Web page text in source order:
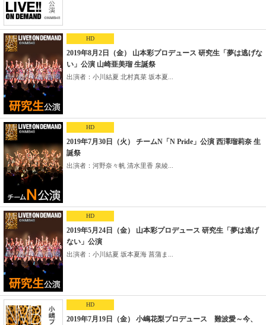
HD
2019年8月2日（金） 山本彩プロデュース 研究生「夢は逃げな
い」公演 山崎亜美瑠 生誕祭
出演者：小川結夏 北村真菜 坂本夏...
HD
2019年7月30日（火） チームN「N Pride」公演 西澤瑠莉奈 生
誕祭
出演者：河野奈々帆 清水里香 泉綾...
HD
2019年5月24日（金） 山本彩プロデュース 研究生「夢は逃げ
ない」公演
出演者：小川結夏 坂本夏海 菖蒲ま...
HD
2019年7月19日（金） 小嶋花梨プロデュース 難波愛～今、